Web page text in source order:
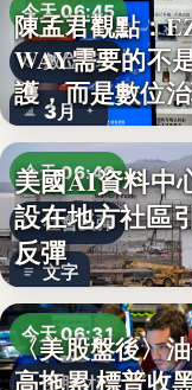
今天 06:45
數位治理
3月
陳孟君觀點：
WAY需要的不
護，而是數位
升…
今天 06:40
社會反彈
文字
美國AI資料中
設在地方社區
反彈
今天 06:31
美股財經
〈美股盤後〉
高拖累 標普收